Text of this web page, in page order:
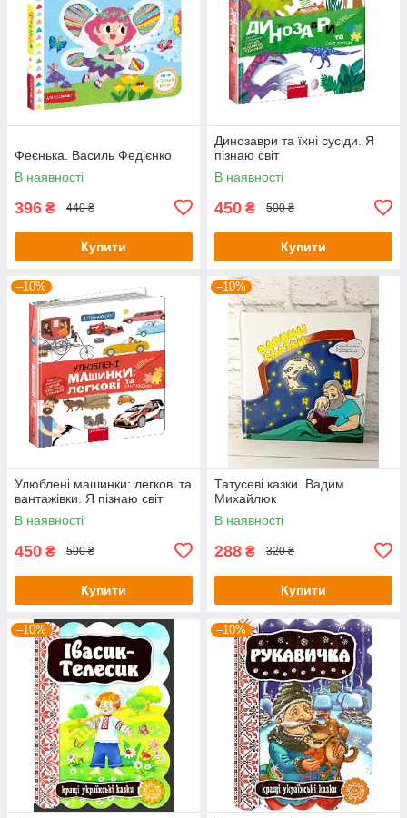
Феєнька. Василь Федієнко
В наявності
396 ₴ 440 ₴
Купити
Динозаври та їхні сусіди. Я
пізнаю світ
В наявності
450 ₴ 500 ₴
Купити
–10%
Улюблені машинки: легкові та
вантажівки. Я пізнаю світ
В наявності
450 ₴ 500 ₴
Купити
–10%
Татусеві казки. Вадим
Михайлюк
В наявності
288 ₴ 320 ₴
Купити
–10% –10%